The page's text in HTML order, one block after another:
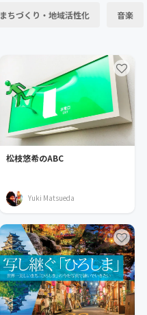
まちづくり・地域活性化 音楽
松枝悠希のABC
Yuki Matsueda